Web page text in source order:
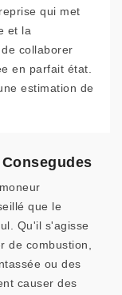
qui met
et la
collaborer
en parfait état.
estimation de
que le
Qu'il s'agisse
de combustion,
ou des
causer des